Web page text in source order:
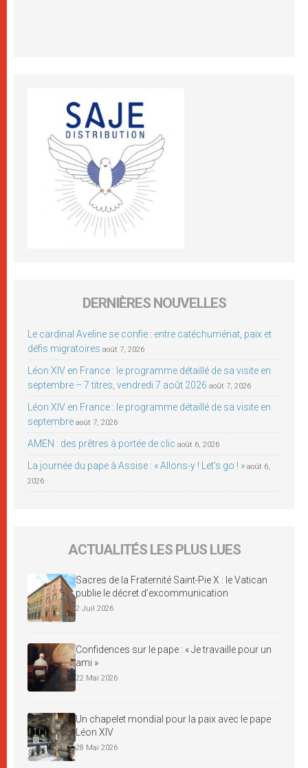
DERNIÈRES NOUVELLES
Le cardinal Aveline se confie : entre catéchuménat, paix et
défis migratoires août 7, 2026
Léon XIV en France : le programme détaillé de sa visite en
septembre – 7 titres, vendredi 7 août 2026 août 7, 2026
Léon XIV en France : le programme détaillé de sa visite en
septembre août 7, 2026
AMEN : des prêtres à portée de clic août 6, 2026
La journée du pape à Assise : « Allons-y ! Let’s go ! » août 6,
2026
ACTUALITÉS LES PLUS LUES
Sacres de la Fraternité Saint-Pie X : le Vatican
publie le décret d’excommunication
2 Juil 2026
Confidences sur le pape : « Je travaille pour un
ami »
22 Mai 2026
Un chapelet mondial pour la paix avec le pape
Léon XIV
28 Mai 2026